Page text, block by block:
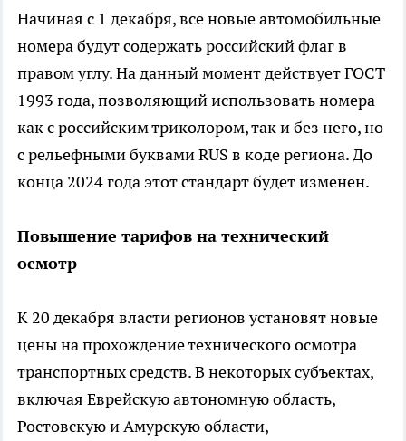
Начиная с 1 декабря, все новые автомобильные
номера будут содержать российский флаг в
правом углу. На данный момент действует ГОСТ
1993 года, позволяющий использовать номера
как с российским триколором, так и без него, но
с рельефными буквами RUS в коде региона. До
конца 2024 года этот стандарт будет изменен.
Повышение тарифов на технический
осмотр
К 20 декабря власти регионов установят новые
цены на прохождение технического осмотра
транспортных средств. В некоторых субъектах,
включая Еврейскую автономную область,
Ростовскую и Амурскую области,